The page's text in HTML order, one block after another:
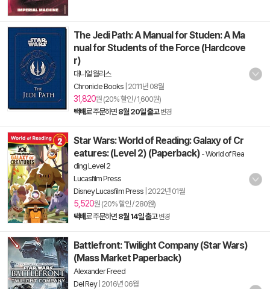
The Jedi Path: A Manual for Studen: A Ma
nual for Students of the Force (Hardcove
r)
대니얼 월리스
Chronicle Books 2011년 08월
31,820원 (20% 할인 / 1,600원)
택배로 주문하면 8월 20일 출고 변경
Star Wars: World of Reading: Galaxy of Cr
eatures: (Level 2) (Paperback) -World of Rea
ding Level 2
Lucasfilm Press
Disney Lucasfilm Press 2022년 01월
5,520원 (20% 할인 / 280원)
택배로 주문하면 8월 14일 출고 변경
Battlefront: Twilight Company (Star Wars)
(Mass Market Paperback)
Alexander Freed
Del Rey| 2016년 06월